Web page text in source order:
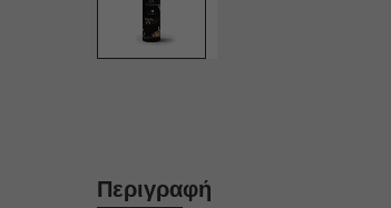
Περιγραφή